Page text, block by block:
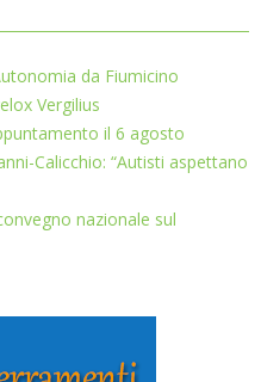
da Fiumicino
Vergilius
il 6 agosto
Calicchio: “Autisti aspettano
nazionale sul